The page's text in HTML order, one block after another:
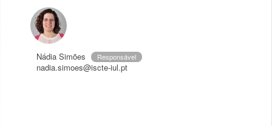
Nádia Simões Responsável
nadia.simoes@iscte-iul.pt